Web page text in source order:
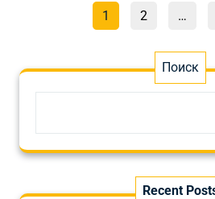
Страница
1 Страница
2 …
Поиск
Recent